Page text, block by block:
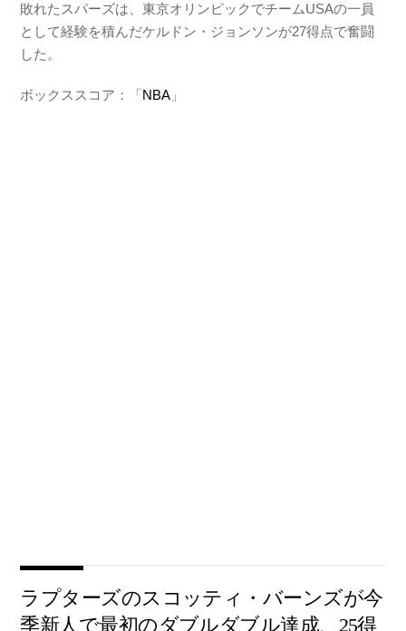
敗れたスパーズは、東京オリンピックでチームUSAの一員
として経験を積んだケルドン・ジョンソンが27得点で奮闘
した。
ボックススコア：「NBA 」
ラプターズのスコッティ・バーンズが今
季新人で最初のダブルダブル達成、25得